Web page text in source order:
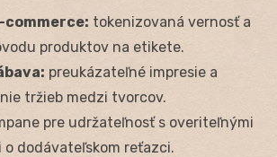
commerce: tokenizovaná vernosť a
produktov na etikete.
preukázateľné impresie a
tržieb medzi tvorcov.
pre udržateľnosť s overiteľnými
dodávateľskom reťazci.